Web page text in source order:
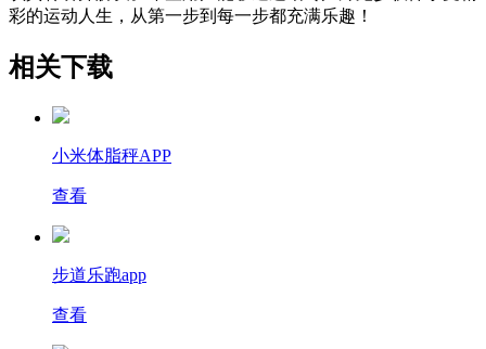
彩的运动人生，从第一步到每一步都充满乐趣！
相关下载
小米体脂秤APP
查看
步道乐跑app
查看